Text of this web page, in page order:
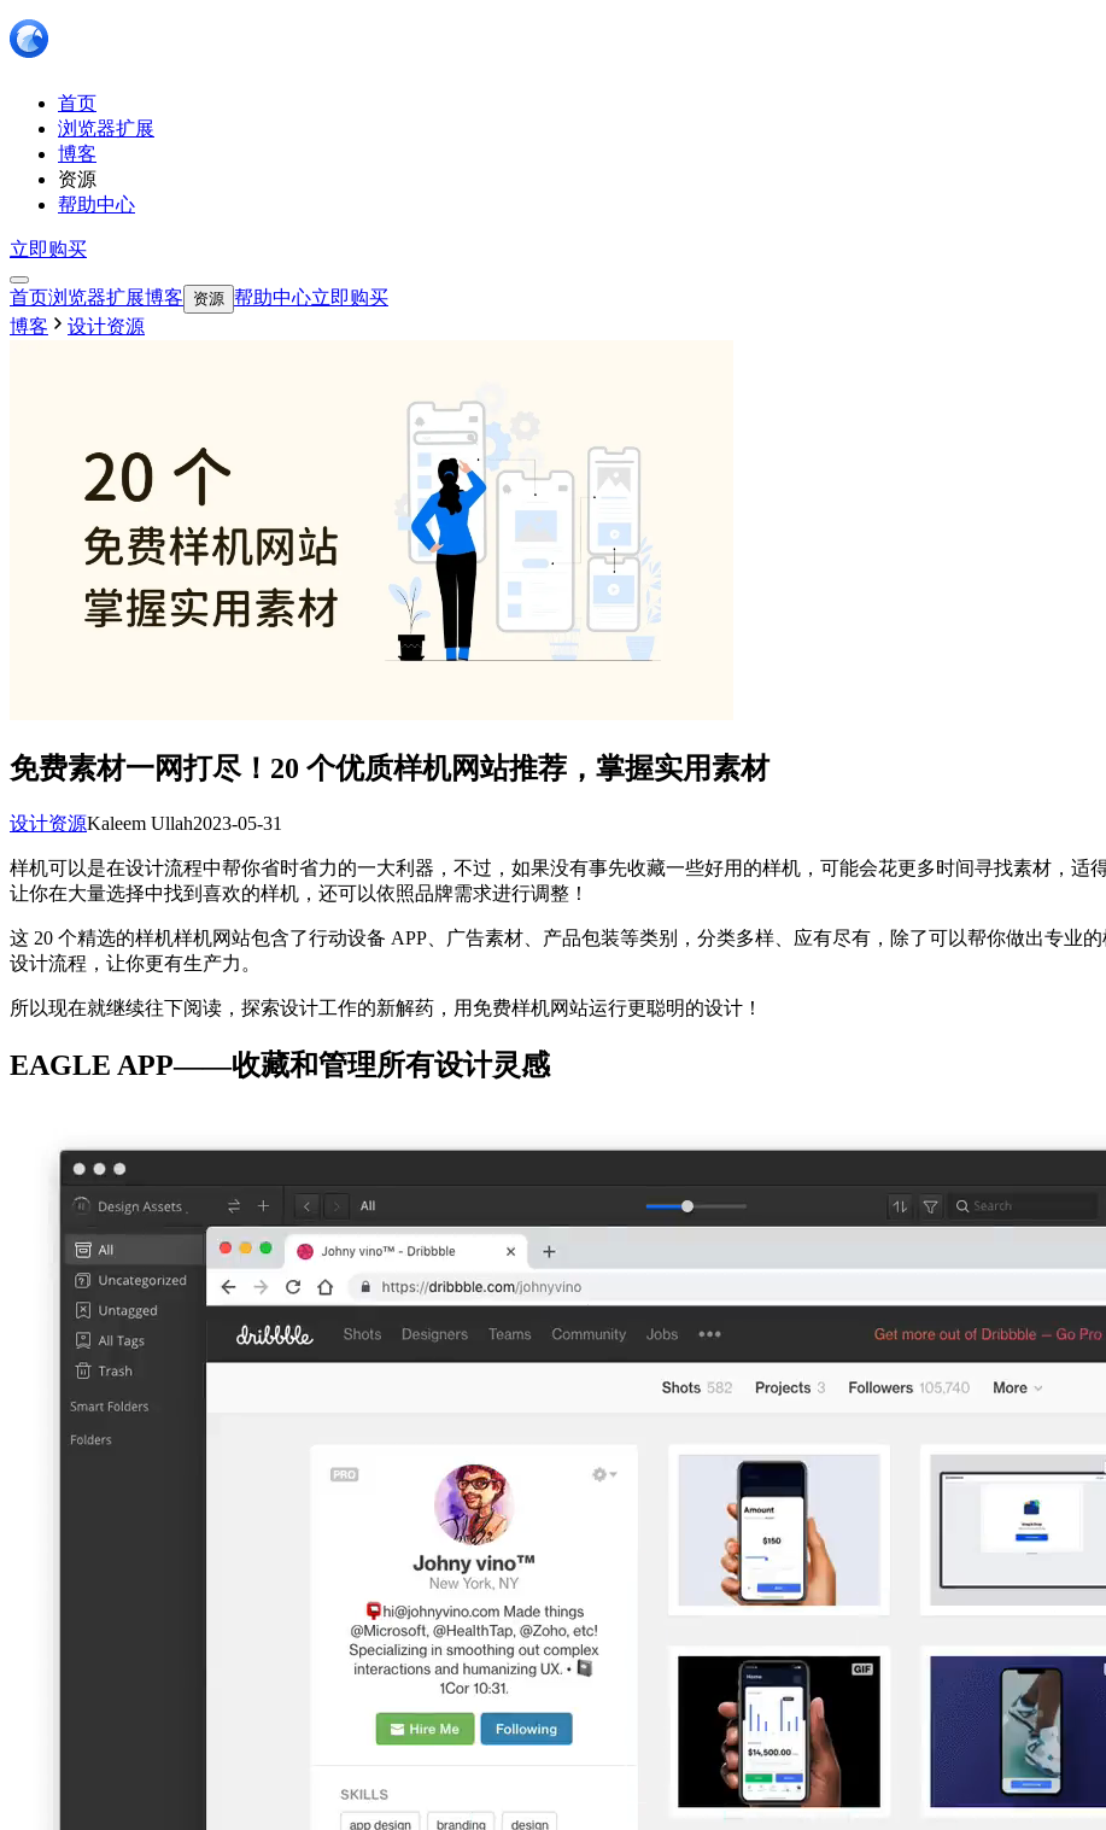
首页
浏览器扩展
博客
资源
帮助中心
立即购买
首页浏览器扩展博客 资源 帮助中心立即购买
博客
设计资源
免费素材一网打尽！20 个优质样机网站推荐，掌握实用素材
设计资源Kaleem Ullah2023-05-31
样机可以是在设计流程中帮你省时省力的一大利器，不过，如果没有事先收藏一些好用的样机，可能会花更多时间寻找素材，适
让你在大量选择中找到喜欢的样机，还可以依照品牌需求进行调整！
这 20 个精选的样机样机网站包含了行动设备 APP、广告素材、产品包装等类别，分类多样、应有尽有，除了可以帮你做出专业
设计流程，让你更有生产力。
所以现在就继续往下阅读，探索设计工作的新解药，用免费样机网站运行更聪明的设计！
EAGLE APP——收藏和管理所有设计灵感